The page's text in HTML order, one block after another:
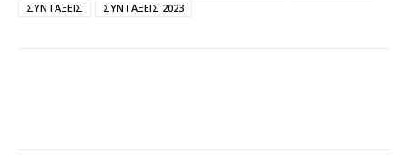
ΣΥΝΤΑΞΕΙΣ
ΣΥΝΤΑΞΕΙΣ 2023